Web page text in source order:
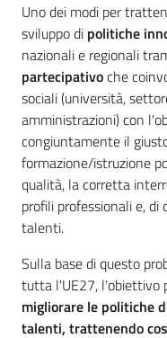
Servizi
Leggi Atti Bandi
Argomenti
Uno dei modi per
sviluppo di politiche
nazionali e regionali
partecipativoche
sociali (università,
amministrazioni) con
congiuntamente il
formazione/istruzione
qualità, la corretta
profili professionali e,
talenti.
Sulla base di questo
tutta l'UE27, l'obiettivo
migliorare le politiche
talenti, trattenendo